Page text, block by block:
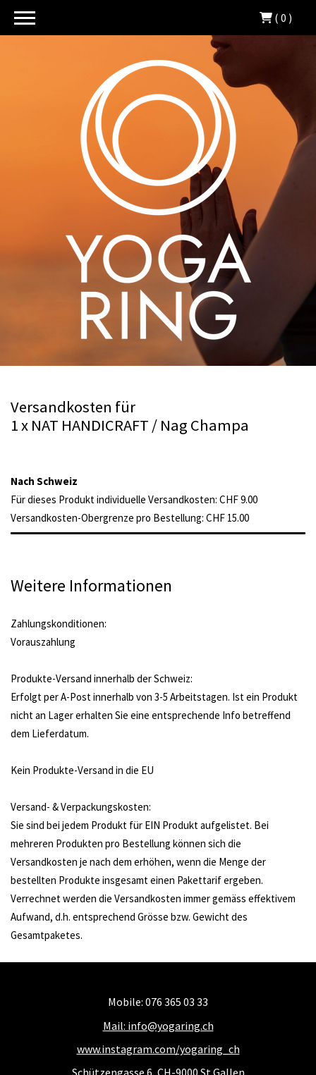
( 0 )
Versandkosten für
1 x NAT HANDICRAFT / Nag Champa
Nach Schweiz
Für dieses Produkt individuelle Versandkosten: CHF 9.00
Versandkosten-Obergrenze pro Bestellung: CHF 15.00
Weitere Informationen
Zahlungskonditionen:
Vorauszahlung
Produkte-Versand innerhalb der Schweiz:
Erfolgt per A-Post innerhalb von 3-5 Arbeitstagen. Ist ein Produkt
nicht an Lager erhalten Sie eine entsprechende Info betreffend
dem Lieferdatum.
Kein Produkte-Versand in die EU
Versand- & Verpackungskosten:
Sie sind bei jedem Produkt für EIN Produkt aufgelistet. Bei
mehreren Produkten pro Bestellung können sich die
Versandkosten je nach dem erhöhen, wenn die Menge der
bestellten Produkte insgesamt einen Pakettarif ergeben.
Verrechnet werden die Versandkosten immer gemäss effektivem
Aufwand, d.h. entsprechend Grösse bzw. Gewicht des
Gesamtpaketes.
Mobile: 076 365 03 33
Mail: info@yogaring.ch
www.instagram.com/yogaring_ch